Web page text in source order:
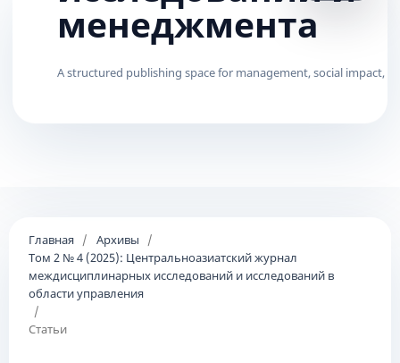
менеджмента
Главная / Архивы
/
Том 2 № 4 (2025): Центральноазиатский журнал
междисциплинарных исследований и исследований в
области управления
/
Статьи